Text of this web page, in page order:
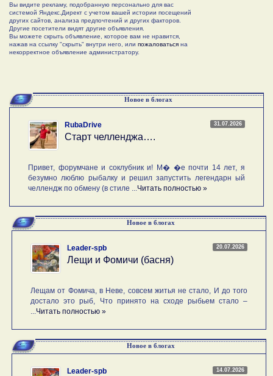
Вы видите рекламу, подобранную персонально для вас
системой Яндекс.Директ с учетом вашей истории посещений
других сайтов, анализа предпочтений и других факторов.
Другие посетители видят другие объявления.
Вы можете скрыть объявление, которое вам не нравится,
нажав на ссылку "скрыть" внутри него, или пожаловаться на
некорректное объявление администратору.
Новое в блогах
31.07.2026
RubaDrive
Старт челленджа….
Привет, форумчане и соклубник и! М� �е почти 14 лет, я
безумно люблю рыбалку и решил запустить легендарн ый
челлендж по обмену (в стиле ... Читать полностью »
Новое в блогах
20.07.2026
Leader-spb
Лещи и Фомичи (басня)
Лещам от Фомича, в Неве, совсем житья не стало, И до того
достало это рыб, Что принято на сходе рыбьем стало –
Читать полностью »
Новое в блогах
14.07.2026
Leader-spb